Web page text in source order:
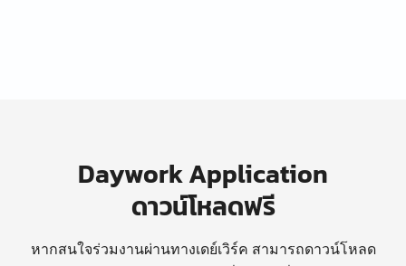
Daywork Application
ดาวน์โหลดฟรี
หากสนใจร่วมงานผ่านทางเดย์เวิร์ค สามารถดาวน์โหลด